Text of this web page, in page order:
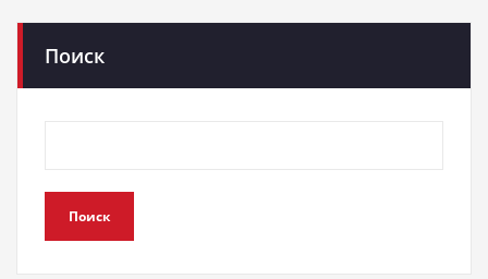
Поиск
Поиск